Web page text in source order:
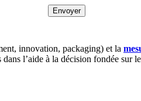
innovation, packaging) et la
l’aide à la décision fondée sur